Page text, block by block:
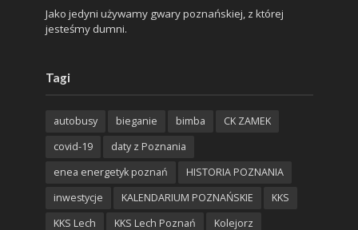
Jako jedyni używamy gwary poznańskiej, z której
jesteśmy dumni.
Tagi
autobusy bieganie bimba
CK ZAMEK
covid-19
daty z Poznania
enea energetyk poznań
HISTORIA POZNANIA
inwestycje
KALENDARIUM POZNAŃSKIE
KKS
KKS Lech
KKS Lech Poznań
Kolejorz